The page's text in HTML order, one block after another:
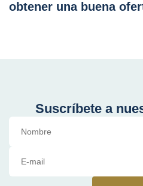
obtener una buena
Suscríbete a